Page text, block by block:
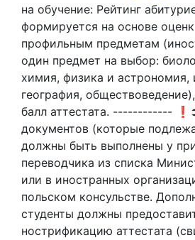
на обучение: Рейтинг
формируется на основе
профильным предметам
один предмет на выбор:
химия, физика и астрономия,
география,
балл аттестата. ------------
документов (которые
должны быть выполнены у
переводчика из списка
или в иностранных
польском консульстве.
студенты должны
нострификацию аттестата